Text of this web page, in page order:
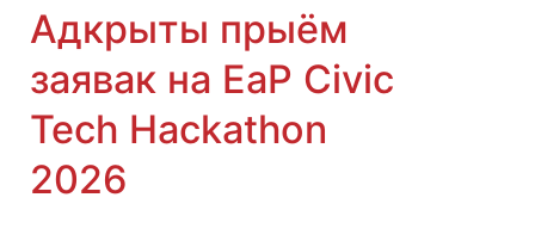
Адкрыты прыём
заявак на EaP Civic
Tech Hackathon
2026